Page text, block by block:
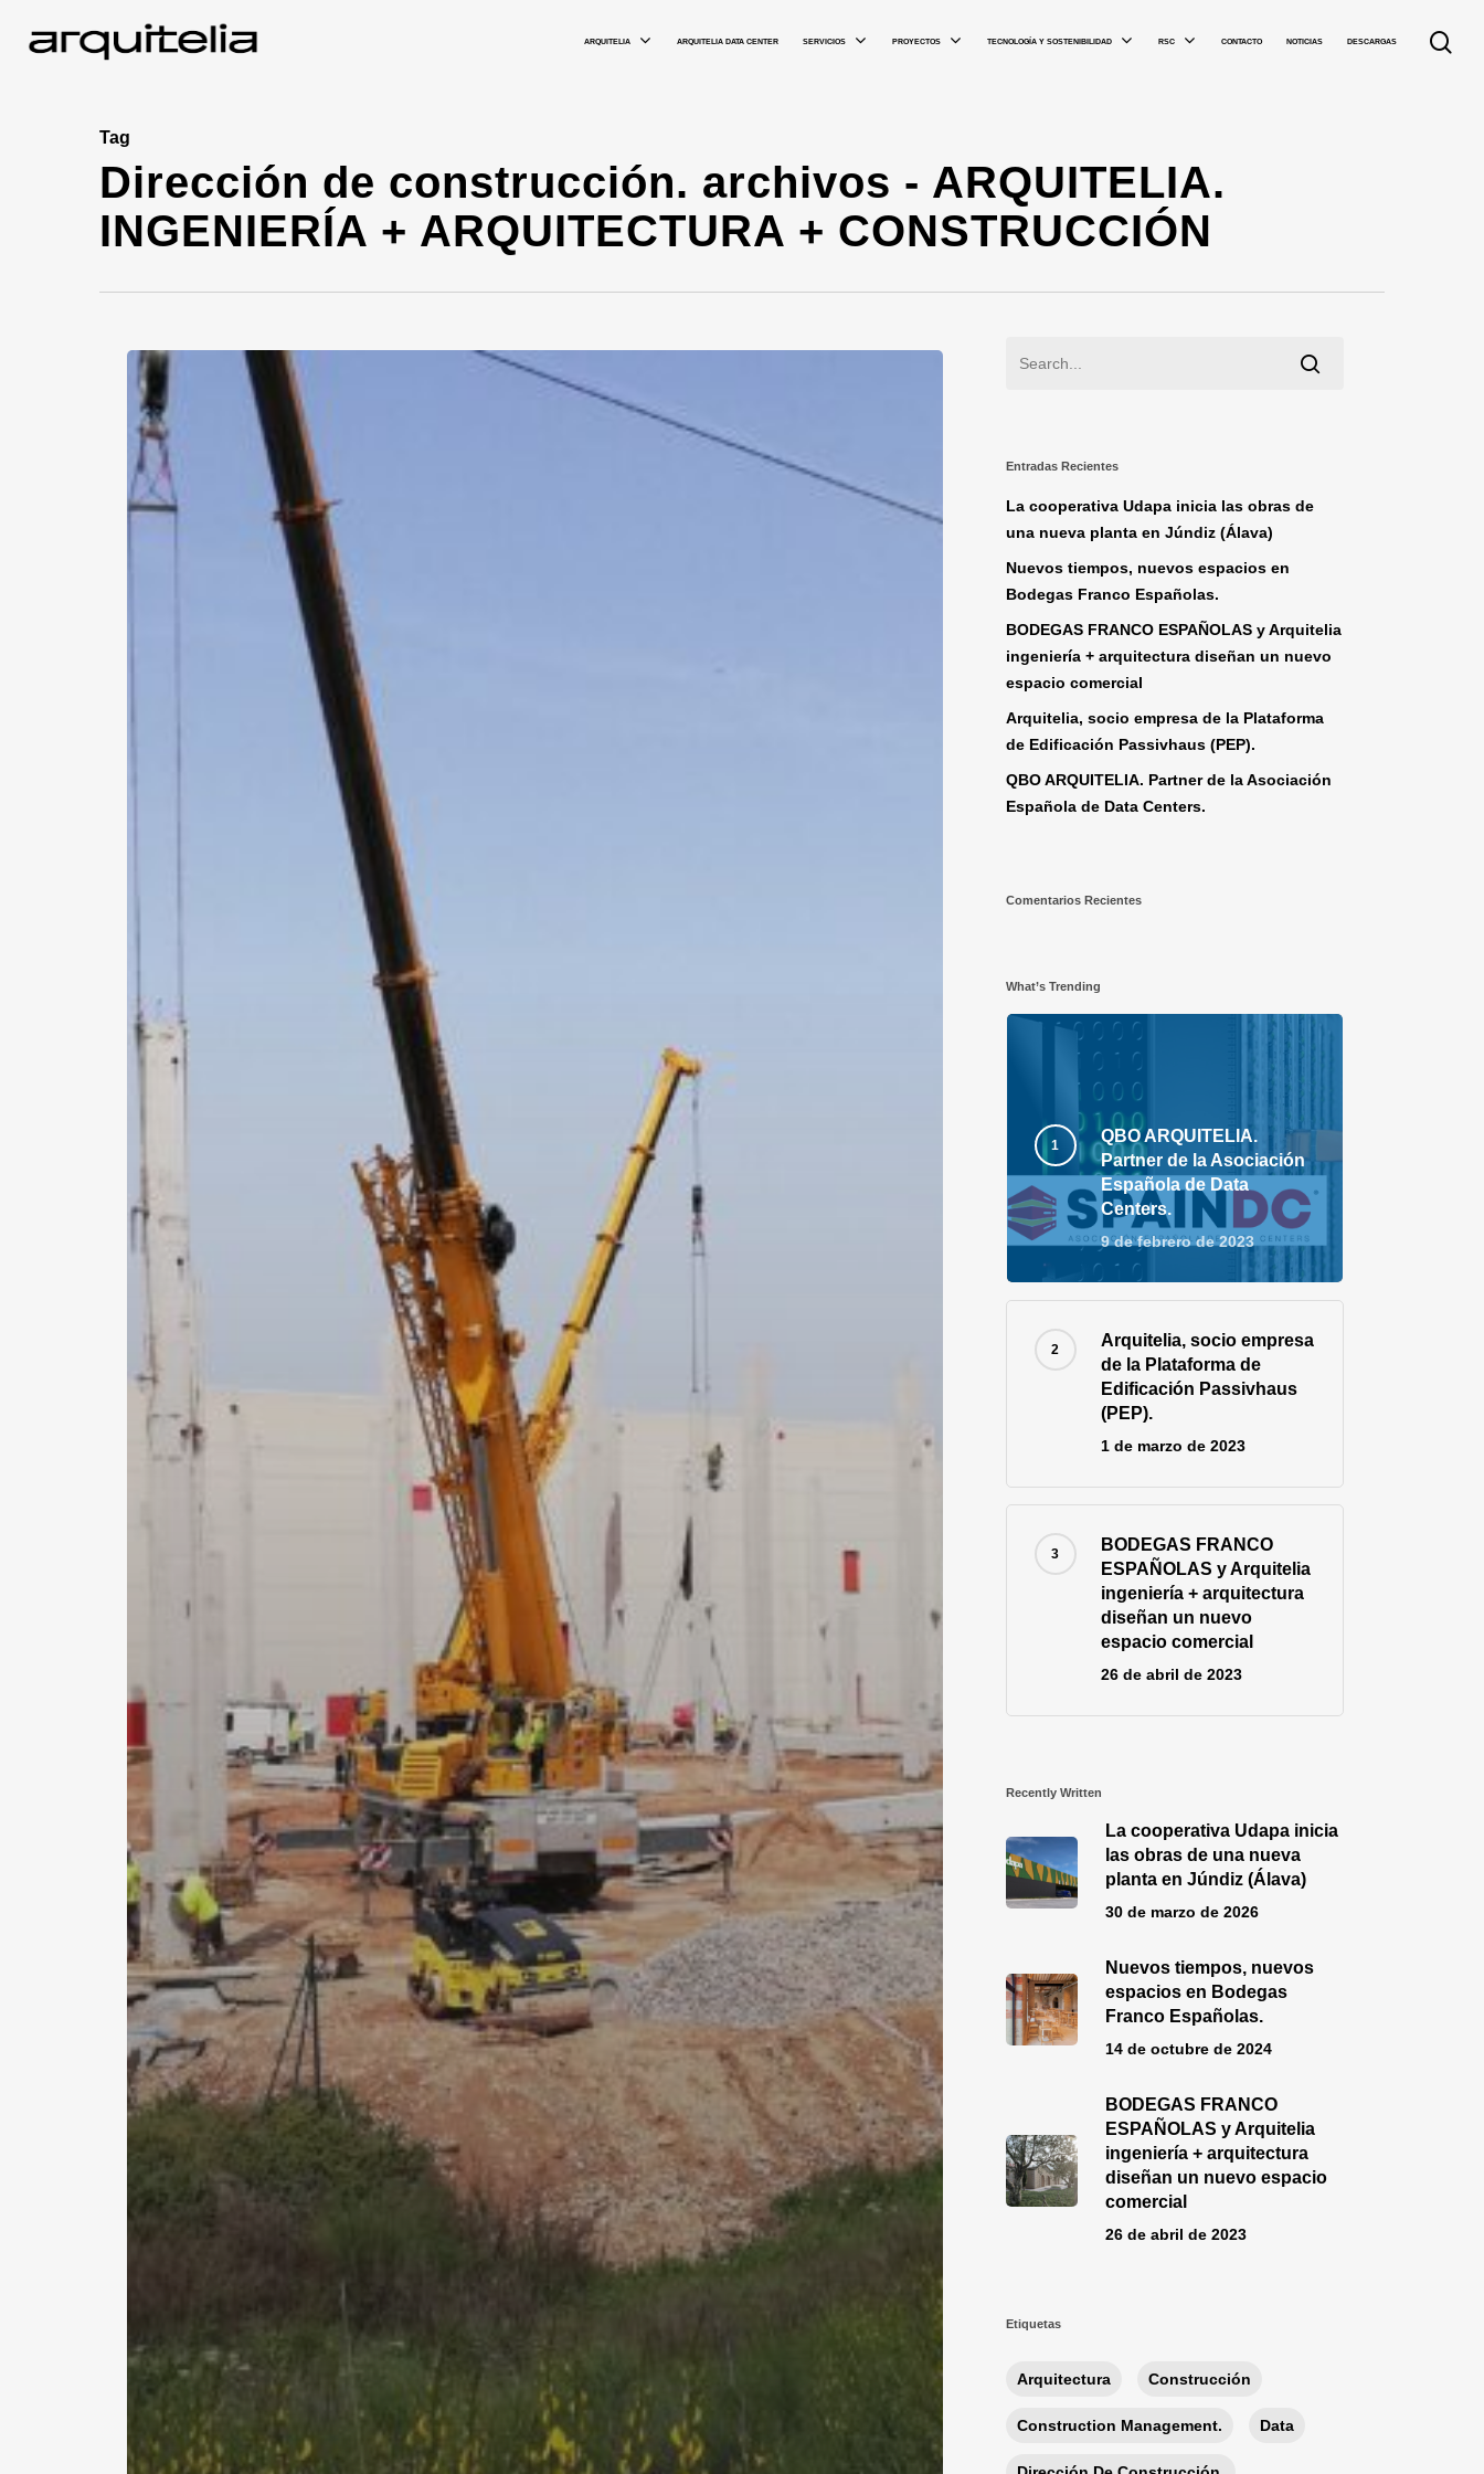
Hit enter to search or ESC to close
ARQUITELIA ARQUITELIA DATA CENTER SERVICIOS PROYECTOS TECNOLOGÍA Y SOSTENIBILIDAD RSC CONTACTO NOTICIAS DESCARGAS
Tag
Dirección de construcción. archivos - ARQUITELIA.
INGENIERÍA + ARQUITECTURA + CONSTRUCCIÓN
Entradas Recientes
La cooperativa Udapa inicia las obras de
una nueva planta en Júndiz (Álava)
Nuevos tiempos, nuevos espacios en
Bodegas Franco Españolas.
BODEGAS FRANCO ESPAÑOLAS y Arquitelia
ingeniería + arquitectura diseñan un nuevo
espacio comercial
Arquitelia, socio empresa de la Plataforma
de Edificación Passivhaus (PEP).
QBO ARQUITELIA. Partner de la Asociación
Española de Data Centers.
Comentarios Recientes
What’s Trending
QBO ARQUITELIA.
Partner de la Asociación
Española de Data
Centers.
9 de febrero de 2023
Arquitelia, socio empresa
de la Plataforma de
Edificación Passivhaus
(PEP).
1 de marzo de 2023
BODEGAS FRANCO
ESPAÑOLAS y Arquitelia
ingeniería + arquitectura
diseñan un nuevo
espacio comercial
26 de abril de 2023
Recently Written
La cooperativa Udapa inicia
las obras de una nueva
planta en Júndiz (Álava)
30 de marzo de 2026
Nuevos tiempos, nuevos
espacios en Bodegas
Franco Españolas.
14 de octubre de 2024
BODEGAS FRANCO
ESPAÑOLAS y Arquitelia
ingeniería + arquitectura
diseñan un nuevo espacio
comercial
26 de abril de 2023
Etiquetas
Arquitectura Construcción
Construction Management. Data